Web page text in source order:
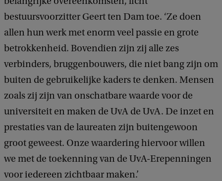
bestuursvoorzitter Geert ten Dam toe. ‘Ze doen
allen hun werk met enorm veel passie en grote
betrokkenheid. Bovendien zijn zij alle zes
verbinders, bruggenbouwers, die niet bang zijn om
buiten de gebruikelijke kaders te denken. Mensen
zoals zij zijn van onschatbare waarde voor de
universiteit en maken de UvA de UvA. De inzet en
prestaties van de laureaten zijn buitengewoon
groot geweest. Onze waardering hiervoor willen
we met de toekenning van de UvA-Erepenningen
voor iedereen zichtbaar maken.’